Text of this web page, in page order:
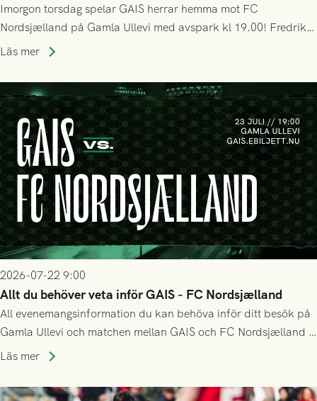
Imorgon torsdag spelar GAIS herrar hemma mot FC
Nordsjælland på Gamla Ullevi med avspark kl 19.00! Fredrik
Holmberg och ledarstaben har tagit ut följande trupp till
Läs mer
2026-07-22 9:00
Allt du behöver veta inför GAIS - FC Nordsjælland
All evenemangsinformation du kan behöva inför ditt besök på
Gamla Ullevi och matchen mellan GAIS och FC Nordsjælland i
kvalet till Conference League! Avspark kl 19.00 på torsdag
Läs mer